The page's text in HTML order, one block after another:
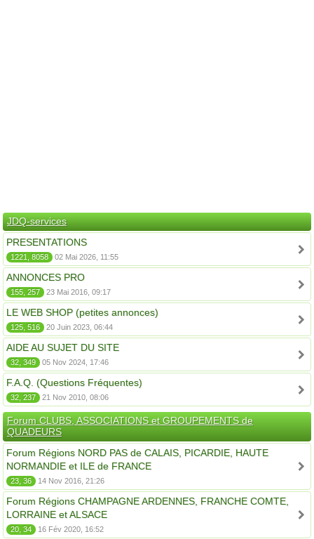
JDQ-services
PRESENTATIONS
1221, 8058 02 Mai 2026, 11:55
ANNONCES PRO
155, 257 23 Mai 2016, 09:17
LE WEB SHOP (petites annonces)
125, 516 20 Juin 2023, 06:44
AIDE AU SUJET DU SITE
32, 349 05 Nov 2024, 17:46
F.A.Q. (Questions Fréquentes)
32, 237 21 Nov 2010, 08:06
Forum CLUBS, ASSOCIATIONS et GROUPEMENTS de
QUADEURS
Forum Régions NORD PAS de CALAIS, PICARDIE, HAUTE
NORMANDIE et ILE de FRANCE
23, 36 14 Nov 2016, 21:26
Forum Régions CHAMPAGNE ARDENNES, FRANCHE COMTE,
LORRAINE et ALSACE
20, 34 16 Fév 2020, 16:52